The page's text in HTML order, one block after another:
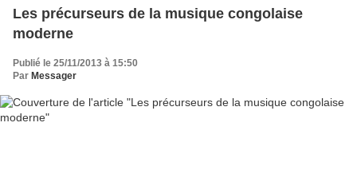
Les précurseurs de la musique congolaise
moderne
Publié le 25/11/2013 à 15:50
Par Messager